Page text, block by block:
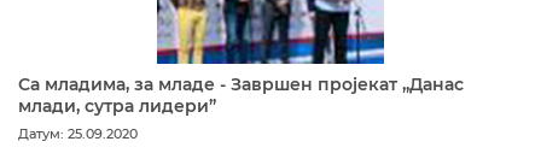
Са младима, за младе - Завршен пројекат „Данас
млади, сутра лидери”
Датум: 25.09.2020